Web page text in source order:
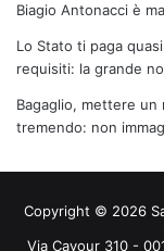
Biagio Antonacci è
Lo Stato ti paga
requisiti: la grande
Bagaglio, mettere
tremendo: non
Copyright © 2026
Via Cavour 310 -